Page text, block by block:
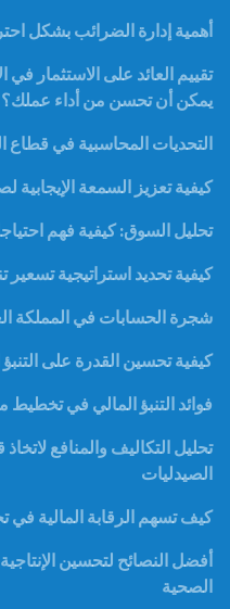
أهمية إدارة الضرائب بشكل
تقييم العائد على الاستثمار في
يمكن أن تحسن من أداء عملك؟
التحديات المحاسبية في قطاع
كيفية تعزيز السمعة الإيجابية
تحليل السوق: كيفية فهم
كيفية تحديد استراتيجية تسعير
شجرة الحسابات في المملكة
كيفية تحسين القدرة على
فوائد التنبؤ المالي في تخطيط
تحليل التكاليف والمنافع
الصيدليات
كيف تسهم الرقابة المالية في
أفضل النصائح لتحسين
الصحية